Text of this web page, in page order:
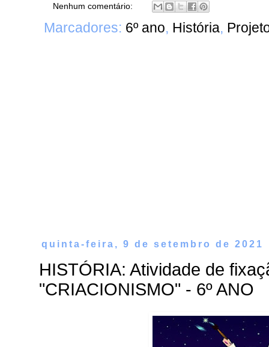
Nenhum comentário:
Marcadores: 6º ano, História,
quinta-feira, 9 de setembro de 2021
HISTÓRIA: Atividade de
"CRIACIONISMO" - 6º ANO